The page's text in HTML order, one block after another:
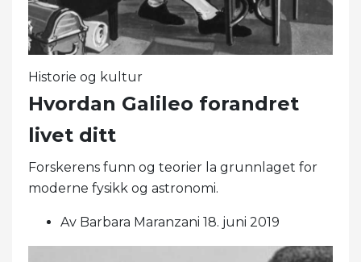
Historie og kultur
Hvordan Galileo forandret
livet ditt
Forskerens funn og teorier la grunnlaget for
moderne fysikk og astronomi.
Av Barbara Maranzani 18. juni 2019